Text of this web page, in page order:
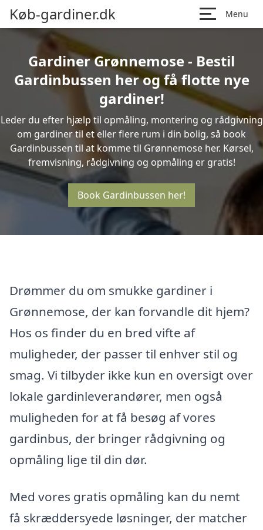
Køb-gardiner.dk Menu
Gardiner Grønnemose - Bestil
Gardinbussen her og få flotte nye
gardiner!
Leder du efter hjælp til opmåling, montering og rådgivning
om gardiner til et eller flere rum i din bolig, så book
Gardinbussen til at komme til Grønnemose her. Kørsel,
fremvisning, rådgivning og opmåling er gratis!
Book Gardinbussen her!
Drømmer du om smukke gardiner i
Grønnemose, der kan forvandle dit hjem?
Hos os finder du en bred vifte af
muligheder, der passer til enhver stil og
smag. Vi tilbyder ikke kun en oversigt over
lokale gardinleverandører, men også
muligheden for at få besøg af vores
gardinbus, der bringer rådgivning og
opmåling lige til din dør.
Med vores gratis opmåling kan du nemt
få skræddersyede løsninger, der matcher